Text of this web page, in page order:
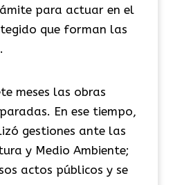
para actuar en el
que forman las
meses las obras
En ese tiempo,
gestiones ante las
y Medio Ambiente;
actos públicos y se